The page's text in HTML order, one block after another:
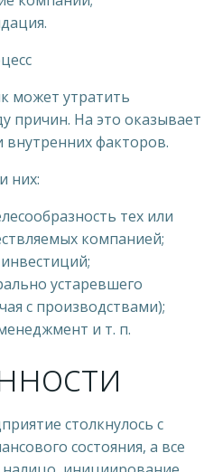
может утратить
причин. На это оказывает
факторов.
них:
тех или
компанией;
устаревшего
с производствами);
и т. п.
столкнулось с
состояния, а все